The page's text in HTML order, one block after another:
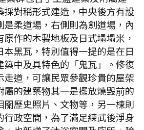
採對稱形式建造，中央後方有設
是柔道場，右側則為劍道場，內
原作的木製地板及日式塌塌米，
本黑瓦，特別值得一提的是在日
築中及具特色的「鬼瓦」。修復
走道，可讓民眾參觀珍貴的屋架
屬的建築物其一是擺放燒毀前的
關歷史照片、文物等，另一棟則
行政空間，為了滿足練武後淨身